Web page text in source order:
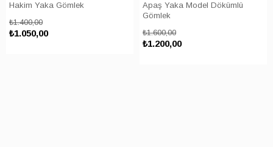
Hakim Yaka Gömlek
₺1.050,00
₺1.400,00
Apaş Yaka Model Dökümlü
Gömlek
₺1.200,00
₺1.600,00